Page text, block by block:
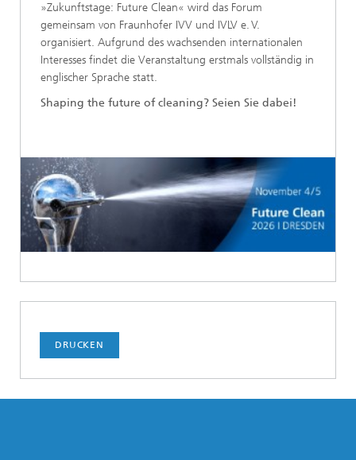
»Zukunftstage: Future Clean« wird das Forum
gemeinsam von Fraunhofer IVV und IVLV e. V.
organisiert. Aufgrund des wachsenden internationalen
Interesses findet die Veranstaltung erstmals vollständig in
englischer Sprache statt.
Shaping the future of cleaning? Seien Sie dabei!
DRUCKEN